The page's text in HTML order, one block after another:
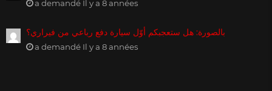
a demandé Il y a 8 années
بالصورة: هل ستعجبكم أوّل سيارة دفع رباعي من فيراري؟
a demandé Il y a 8 années